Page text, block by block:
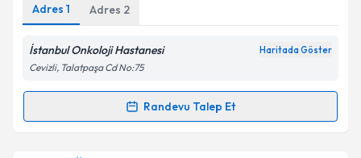
kapsamda işlenmesini kabul ediyorum.
Takvim Talebini Gönder
Adres 1 Adres 2
İstanbul Onkoloji Hastanesi Haritada Göster
Cevizli, Talatpaşa Cd No:75
Randevu Talep Et
Randevu Takvimi Talebi